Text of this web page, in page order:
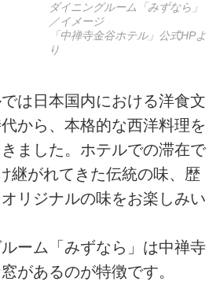
ダイニングルーム「みずなら」
／イメージ
「中禅寺金谷ホテル」公式HPよ
り
は日本国内における洋食文
から、本格的な西洋料理を
ました。ホテルでの滞在で
継がれてきた伝統の味、歴
リジナルの味をお楽しみい
ーム「みずなら」は中禅寺
があるのが特徴です。